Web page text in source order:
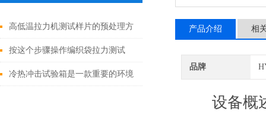
高低温拉力机测试样片的预处理方
法
按这个步骤操作编织袋拉力测试
仪，既简单又安全！
冷热冲击试验箱是一款重要的环境
产品介绍 相
品牌
设备概